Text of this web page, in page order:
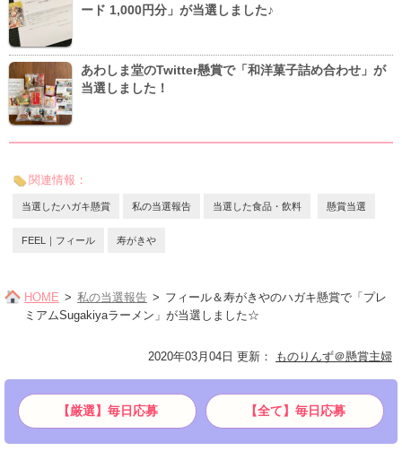
ード 1,000円分」が当選しました♪
あわしま堂のTwitter懸賞で「和洋菓子詰め合わせ」が
当選しました！
関連情報：
当選したハガキ懸賞 私の当選報告 当選した食品・飲料 懸賞当選
FEEL｜フィール 寿がきや
HOME 私の当選報告
フィール＆寿がきやのハガキ懸賞で「プレ
ミアムSugakiyaラーメン」が当選しました☆
2020年03月04日 更新 ： ものりんず＠懸賞主婦
【厳選】毎日応募 【全て】毎日応募